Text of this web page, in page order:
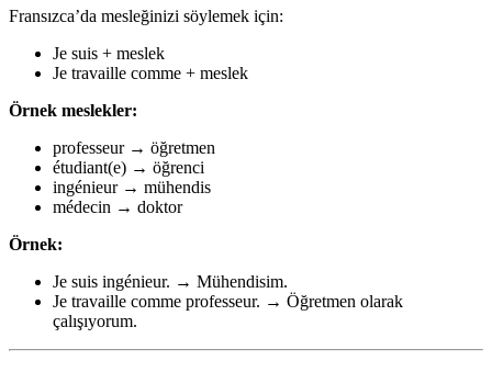
Fransızca’da mesleğinizi söylemek için:
Je suis + meslek
Je travaille comme + meslek
Örnek meslekler:
professeur → öğretmen
étudiant(e) → öğrenci
ingénieur → mühendis
médecin → doktor
Örnek:
Je suis ingénieur. → Mühendisim.
Je travaille comme professeur. → Öğretmen olarak
çalışıyorum.